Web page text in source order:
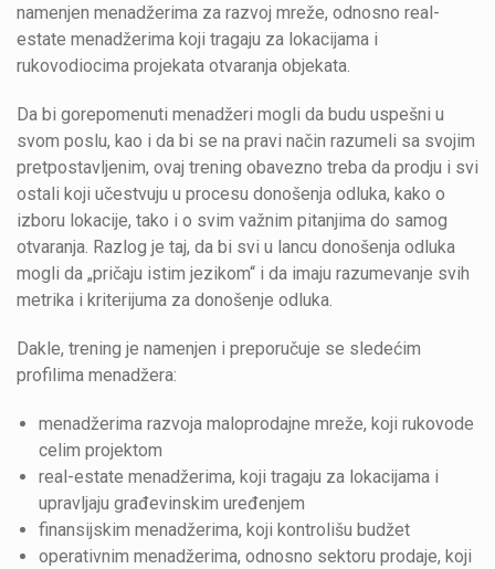
namenjen menadžerima za razvoj mreže, odnosno real-
estate menadžerima koji tragaju za lokacijama i
rukovodiocima projekata otvaranja objekata.
Da bi gorepomenuti menadžeri mogli da budu uspešni u
svom poslu, kao i da bi se na pravi način razumeli sa svojim
pretpostavljenim, ovaj trening obavezno treba da prodju i svi
ostali koji učestvuju u procesu donošenja odluka, kako o
izboru lokacije, tako i o svim važnim pitanjima do samog
otvaranja. Razlog je taj, da bi svi u lancu donošenja odluka
mogli da „pričaju istim jezikom“ i da imaju razumevanje svih
metrika i kriterijuma za donošenje odluka.
Dakle, trening je namenjen i preporučuje se sledećim
profilima menadžera:
menadžerima razvoja maloprodajne mreže, koji rukovode
celim projektom
real-estate menadžerima, koji tragaju za lokacijama i
upravljaju građevinskim uređenjem
finansijskim menadžerima, koji kontrolišu budžet
operativnim menadžerima, odnosno sektoru prodaje, koji